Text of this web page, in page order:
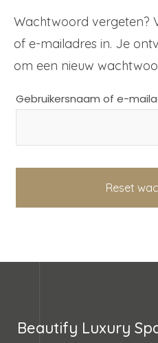
Wachtwoord vergeten?
of e-mailadres in. Je
om een nieuw
Gebruikersnaam of e-
Reset
Beautify Luxury